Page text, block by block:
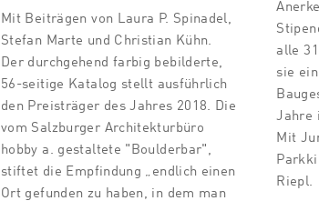
alle
sie
Jahre
Mit
Riepl.
Mit Beiträgen von Laura P. Spinadel,
Stefan Marte und Christian Kühn.
Der durchgehend farbig bebilderte,
56-seitige Katalog stellt ausführlich
den Preisträger des Jahres 2018. Die
vom Salzburger Architekturbüro
hobby a. gestaltete "Boulderbar",
stiftet die Empfindung „endlich einen
Ort gefunden zu haben, in dem man